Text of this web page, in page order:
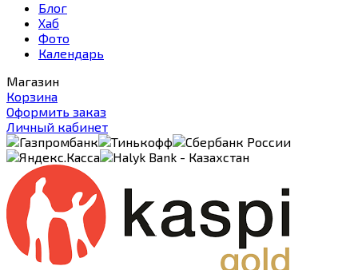
Блог
Хаб
Фото
Календарь
Магазин
Корзина
Оформить заказ
Личный кабинет